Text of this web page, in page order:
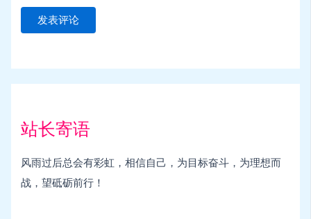
站长寄语
风雨过后总会有彩虹，相信自己，为目标奋斗，为理想而
战，望砥砺前行！